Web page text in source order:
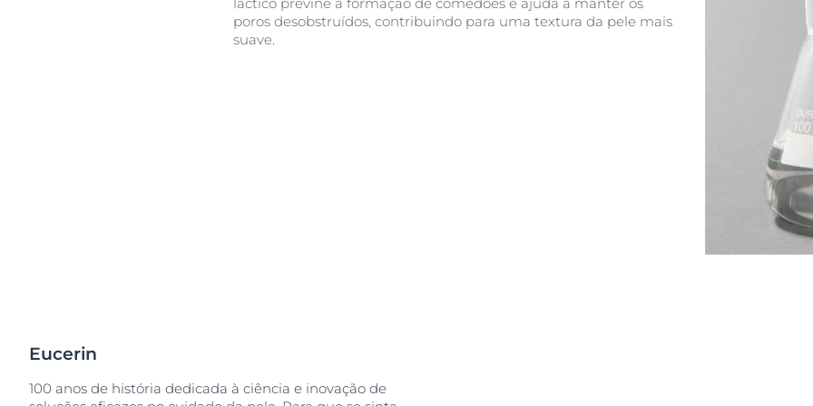
Ver Todos os
poros desobstruídos, contribuindo para uma textura da pele mais
suave.
Eucerin
100 anos de história dedicada à ciência e inovação de